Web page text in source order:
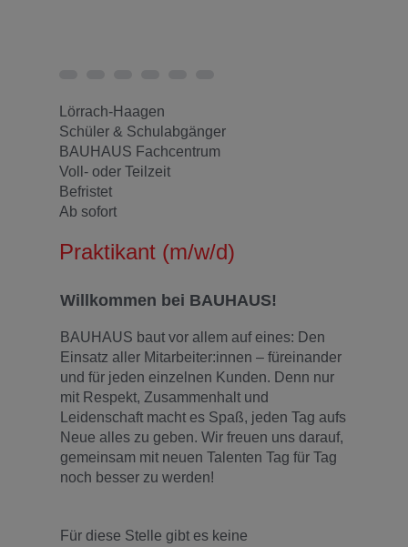
Lörrach-Haagen
Schüler & Schulabgänger
BAUHAUS Fachcentrum
Voll- oder Teilzeit
Befristet
Ab sofort
Praktikant (m/w/d)
Willkommen bei BAUHAUS!
BAUHAUS baut vor allem auf eines: Den
Einsatz aller Mitarbeiter:innen – füreinander
und für jeden einzelnen Kunden. Denn nur
mit Respekt, Zusammenhalt und
Leidenschaft macht es Spaß, jeden Tag aufs
Neue alles zu geben. Wir freuen uns darauf,
gemeinsam mit neuen Talenten Tag für Tag
noch besser zu werden!
Für diese Stelle gibt es keine